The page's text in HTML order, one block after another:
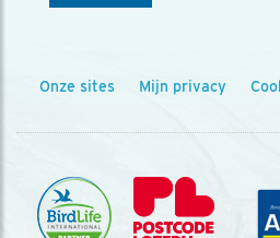
Onze sites Mijn privacy